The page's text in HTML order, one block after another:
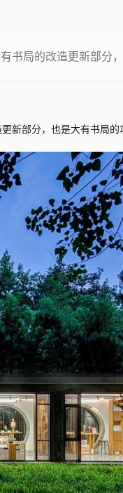
书局的改造更新部分
新部分，也是大有书局的